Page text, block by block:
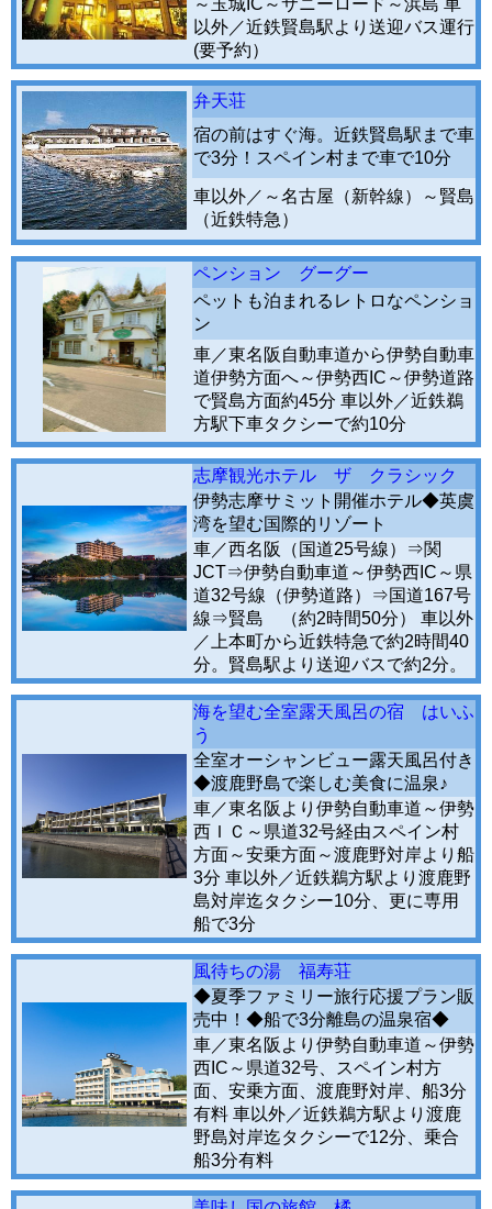
～玉城IC～サニーロード～浜島 車
以外／近鉄賢島駅より送迎バス運行
(要予約）
弁天荘
宿の前はすぐ海。近鉄賢島駅まで車
で3分！スペイン村まで車で10分
車以外／～名古屋（新幹線）～賢島
（近鉄特急）
ペンション グーグー
ペットも泊まれるレトロなペンショ
ン
車／東名阪自動車道から伊勢自動車
道伊勢方面へ～伊勢西IC～伊勢道路
で賢島方面約45分 車以外／近鉄鵜
方駅下車タクシーで約10分
志摩観光ホテル ザ クラシック
伊勢志摩サミット開催ホテル◆英虞
湾を望む国際的リゾート
車／西名阪（国道25号線）⇒関
JCT⇒伊勢自動車道～伊勢西IC～県
道32号線（伊勢道路）⇒国道167号
線⇒賢島 （約2時間50分） 車以外
／上本町から近鉄特急で約2時間40
分。賢島駅より送迎バスで約2分。
海を望む全室露天風呂の宿 はいふ
う
全室オーシャンビュー露天風呂付き
◆渡鹿野島で楽しむ美食に温泉♪
車／東名阪より伊勢自動車道～伊勢
西ＩＣ～県道32号経由スペイン村
方面～安乗方面～渡鹿野対岸より船
3分 車以外／近鉄鵜方駅より渡鹿野
島対岸迄タクシー10分、更に専用
船で3分
風待ちの湯 福寿荘
◆夏季ファミリー旅行応援プラン販
売中！◆船で3分離島の温泉宿◆
車／東名阪より伊勢自動車道～伊勢
西IC～県道32号、スペイン村方
面、安乗方面、渡鹿野対岸、船3分
有料 車以外／近鉄鵜方駅より渡鹿
野島対岸迄タクシーで12分、乗合
船3分有料